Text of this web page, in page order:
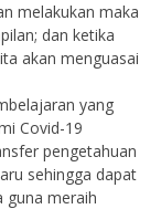
melakukan maka
dan ketika
akan menguasai
yang
Covid-19
pengetahuan
sehingga dapat
guna meraih